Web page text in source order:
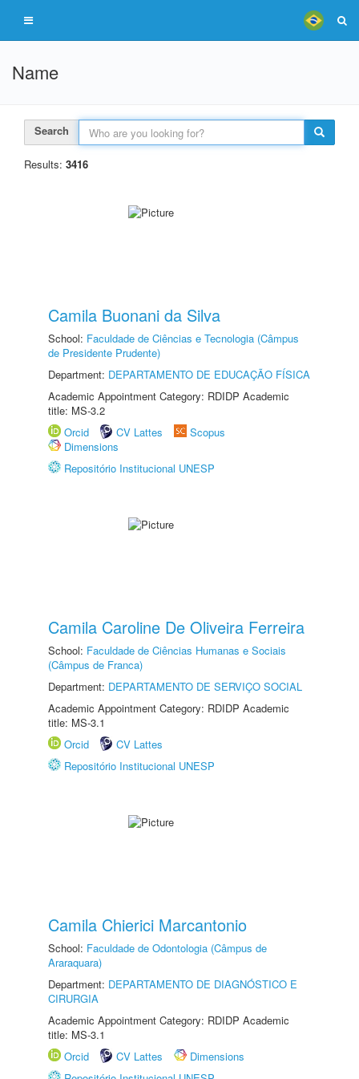
Name
Search
Results: 3416
Camila Buonani da Silva
School: Faculdade de Ciências e Tecnologia (Câmpus
de Presidente Prudente)
Department: DEPARTAMENTO DE EDUCAÇÃO FÍSICA
Academic Appointment Category: RDIDP Academic
title: MS-3.2
Orcid
CV Lattes
Scopus
Dimensions
Repositório Institucional UNESP
Camila Caroline De Oliveira Ferreira
School: Faculdade de Ciências Humanas e Sociais
(Câmpus de Franca)
Department: DEPARTAMENTO DE SERVIÇO SOCIAL
Academic Appointment Category: RDIDP Academic
title: MS-3.1
Orcid
CV Lattes
Repositório Institucional UNESP
Camila Chierici Marcantonio
School: Faculdade de Odontologia (Câmpus de
Araraquara)
Department: DEPARTAMENTO DE DIAGNÓSTICO E
CIRURGIA
Academic Appointment Category: RDIDP Academic
title: MS-3.1
Orcid
CV Lattes
Dimensions